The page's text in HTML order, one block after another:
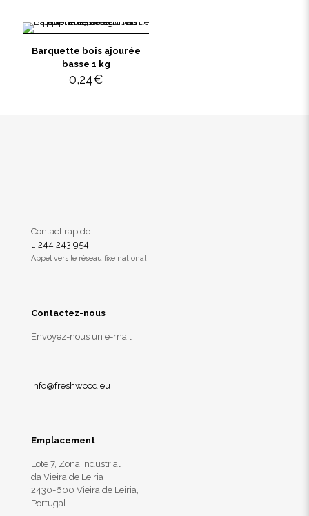
Barquette bois ajourée
basse 1 kg
0,24€
Contact rapide
t. 244 243 954
Appel vers le réseau fixe national
Contactez-nous
Envoyez-nous un e-mail
info@freshwood.eu
Emplacement
Lote 7, Zona Industrial
da Vieira de Leiria
2430-600 Vieira de Leiria,
Portugal